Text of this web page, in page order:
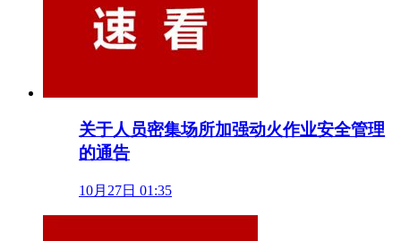
关于人员密集场所加强动火作业安全管理
的通告
10月27日 01:35